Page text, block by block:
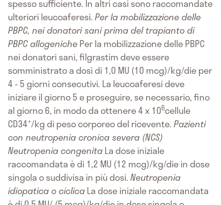
spesso sufficiente. In altri casi sono raccomandate
ulteriori leucoaferesi.Per la mobilizzazione delle
PBPC, nei donatori sani prima del trapianto di
PBPC allogenichePer la mobilizzazione delle PBPC
nei donatori sani, filgrastim deve essere
somministrato a dosi di 1,0 MU (10 mcg)/kg/die per
4 - 5 giorni consecutivi. La leucoaferesi deve
iniziare il giorno 5 e proseguire, se necessario, fino
al giorno 6, in modo da ottenere 4 x 106cellule
CD34+/kg di peso corporeo del ricevente.Pazienti
con neutropenia cronica severa (NCS)
Neutropenia congenitaLa dose iniziale
raccomandata è di 1,2 MU (12 mcg)/kg/die in dose
singola o suddivisa in più dosi.Neutropenia
idiopatica o ciclicaLa dose iniziale raccomandata